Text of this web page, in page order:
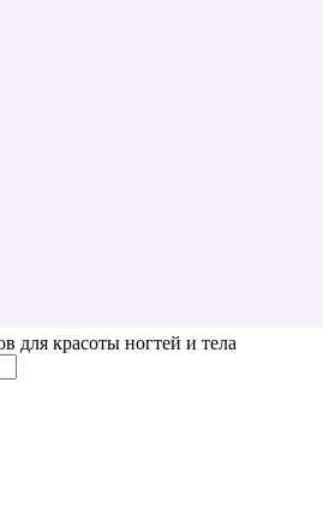
для красоты ногтей и тела